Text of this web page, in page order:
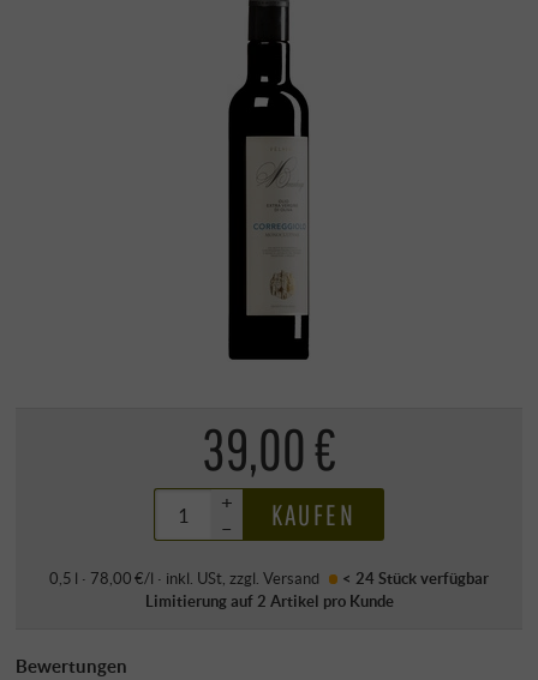
39,00 €
+
–
KAUFEN
0,5 l · 78,00 €/l · inkl. USt, zzgl. Versand < 24 Stückverfügbar
Limitierung auf 2 Artikel pro Kunde
Bewertungen